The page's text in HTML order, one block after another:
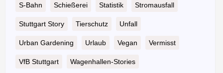
S-Bahn Schießerei Statistik Stromausfall
Stuttgart Story Tierschutz Unfall
Urban Gardening Urlaub Vegan Vermisst
VfB Stuttgart Wagenhallen-Stories